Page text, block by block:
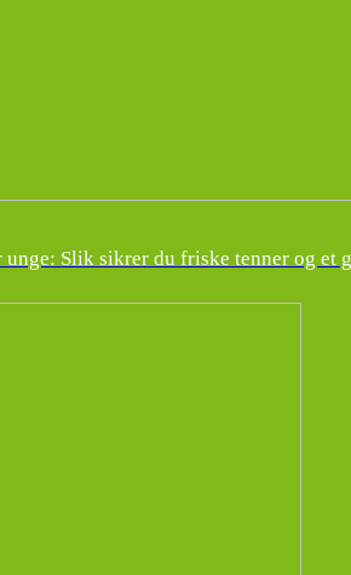
unge: Slik sikrer du friske tenner og et